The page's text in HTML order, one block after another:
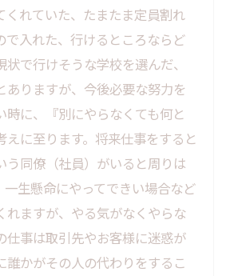
くれていた、たまたま定員割れ
で入れた、行けるところならど
で行けそうな学校を選んだ、
ありますが、今後必要な努力を
時に、『別にやらなくても何と
えに至ります。将来仕事をすると
う同僚（社員）がいると周りは
一生懸命にやってできい場合など
れますが、やる気がなくやらな
仕事は取引先やお客様に迷惑が
誰かがその人の代わりをするこ